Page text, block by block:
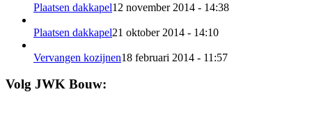
Plaatsen dakkapel12 november 2014 - 14:38
Plaatsen dakkapel21 oktober 2014 - 14:10
Vervangen kozijnen18 februari 2014 - 11:57
Volg JWK Bouw: